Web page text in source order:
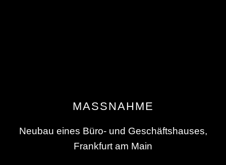
MASSNAHME
Neubau eines Büro- und Geschäftshauses,
Frankfurt am Main